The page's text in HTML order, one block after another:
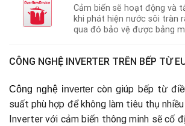
Cảm biến sẽ hoạt động và
khi phát hiện nước sôi tràn
qua đó bảo vệ được bảng
CÔNG NGHỆ INVERTER TRÊN BẾP TỪ
Công nghệ inverter còn giúp bếp từ
suất phù hợp để không làm tiêu thụ
Inverter với cảm biến thông minh sẽ cố